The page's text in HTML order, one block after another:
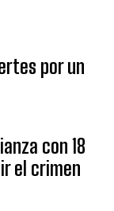
por un
con 18
el crimen